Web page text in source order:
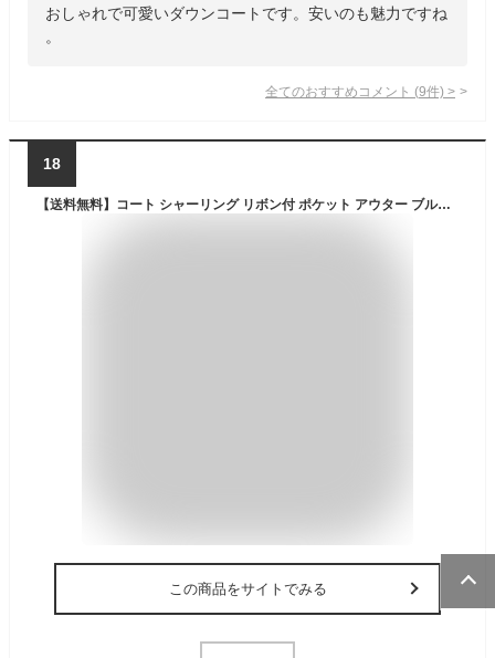
おしゃれで可愛いダウンコートです。安いのも魅力ですね
。
全てのおすすめコメント (9件) >
18
【送料無料】コート シャーリング リボン付 ポケット アウター ブルゾン 羽織 ジャケット 長袖 厚手 中綿 子供服 女の子 キッズ プリンセス 秋 冬 ネイビー ラベンダー ピンク ブルー 防寒 暖かい 子供 おしゃれ キッズ服 入学式 卒業式 プチプラ 即納 子ども服 通学
この商品をサイトでみる